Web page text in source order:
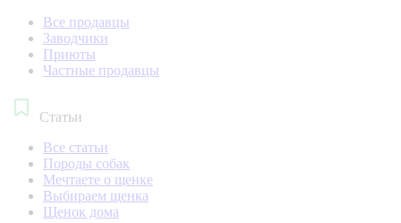
Все продавцы
Заводчики
Приюты
Частные продавцы
Статьи
Все статьи
Породы собак
Мечтаете о щенке
Выбираем щенка
Щенок дома